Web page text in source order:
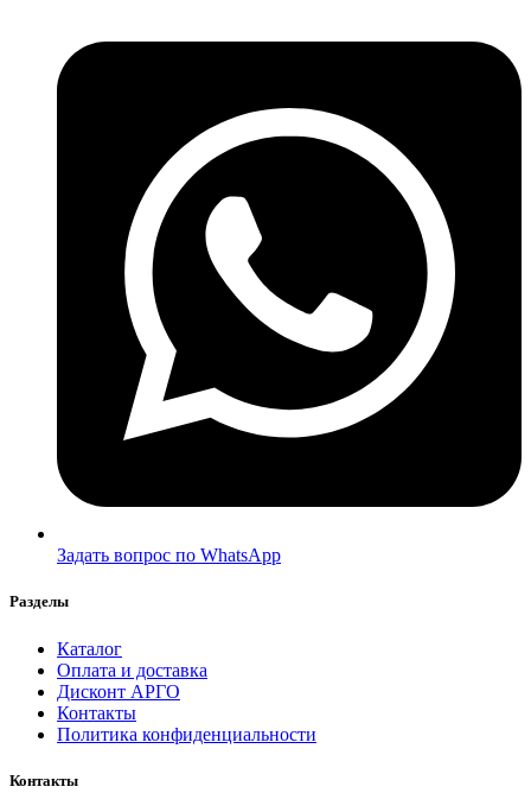
Задать вопрос по WhatsApp
Разделы
Каталог
Оплата и доставка
Дисконт АРГО
Контакты
Политика конфиденциальности
Контакты